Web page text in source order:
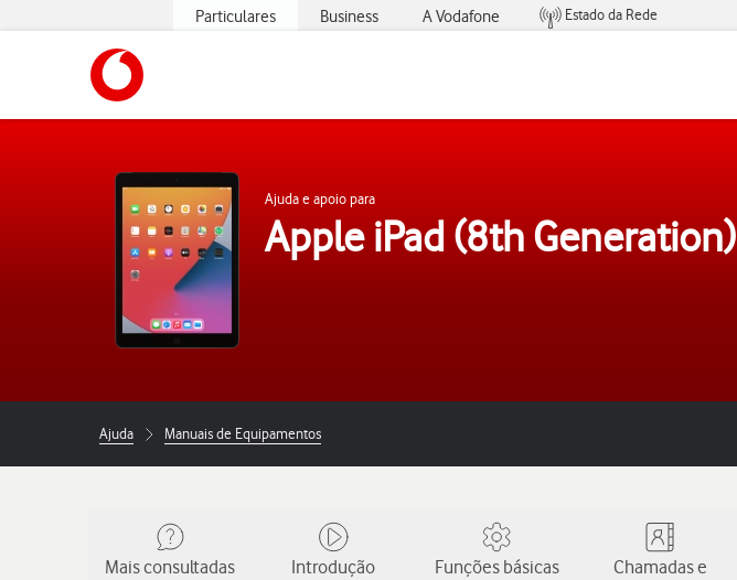
Particulares Business A Vodafone
Estado da Rede
Ajuda e apoio para
Apple iPad (8th Generation)
Ajuda Manuais de Equipamentos
Mais consultadas Introdução Funções básicas
Chamadas e